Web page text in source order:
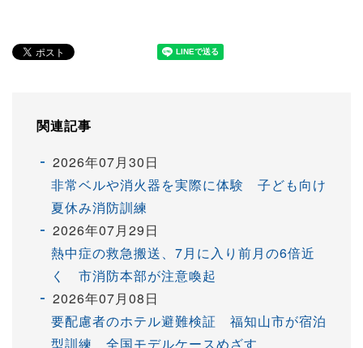
関連記事
2026年07月30日
非常ベルや消火器を実際に体験 子ども向け
夏休み消防訓練
2026年07月29日
熱中症の救急搬送、7月に入り前月の6倍近
く 市消防本部が注意喚起
2026年07月08日
要配慮者のホテル避難検証 福知山市が宿泊
型訓練 全国モデルケースめざす